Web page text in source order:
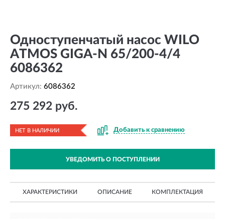
Одноступенчатый насос WILO
ATMOS GIGA-N 65/200-4/4
6086362
Артикул: 6086362
275 292 руб.
НЕТ В НАЛИЧИИ Добавить к сравнению
УВЕДОМИТЬ О ПОСТУПЛЕНИИ
ХАРАКТЕРИСТИКИ ОПИСАНИЕ КОМПЛЕКТАЦИЯ